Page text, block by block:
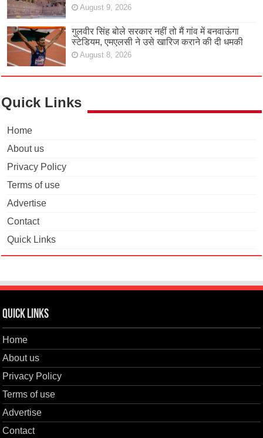
August 9, 2026
गुलवीर सिंह बोले सरकार नहीं तो मैं गांव में बनवाऊंगा
स्टेडियम, एमएलसी ने उसे खारिज कराने की दी धमकी
August 8, 2026
Quick Links
Home
About us
Privacy Policy
Terms of use
Advertise
Contact
Quick Links
Quick Links
Home
About us
Privacy Policy
Terms of use
Advertise
Contact